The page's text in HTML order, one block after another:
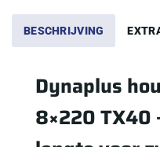
BESCHRIJVING
Dynaplus
8×220 TX40